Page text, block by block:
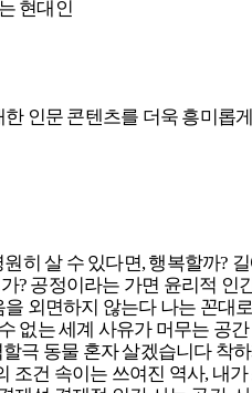
한 인문 콘텐츠를 더욱 흥미롭